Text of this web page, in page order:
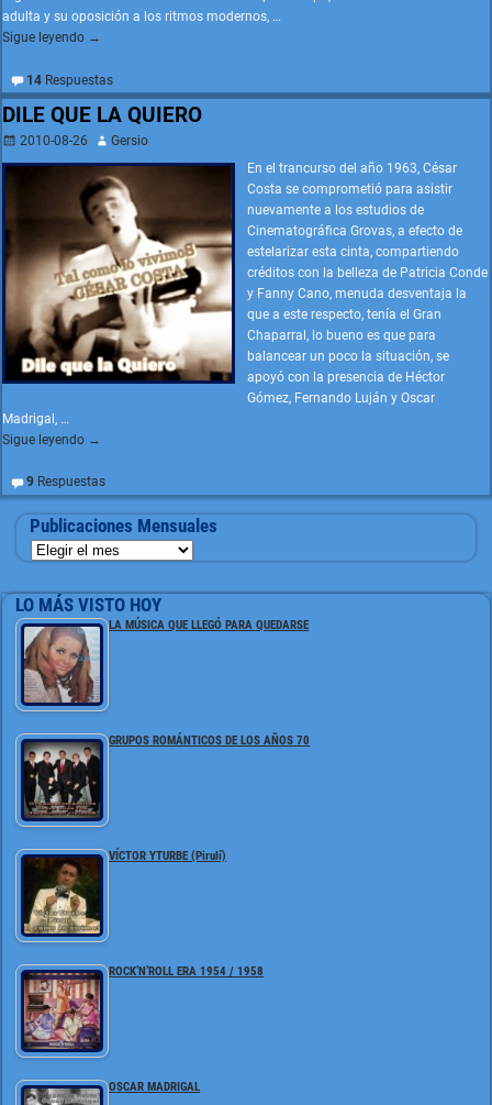
adulta y su oposición a los ritmos modernos, …
Sigue leyendo →
14Respuestas
DILE QUE LA QUIERO
2010-08-26
Gersio
En el trancurso del año 1963, César
Costa se comprometió para asistir
nuevamente a los estudios de
Cinematográfica Grovas, a efecto de
estelarizar esta cinta, compartiendo
créditos con la belleza de Patricia Conde
y Fanny Cano, menuda desventaja la
que a este respecto, tenía el Gran
Chaparral, lo bueno es que para
balancear un poco la situación, se
apoyó con la presencia de Héctor
Gómez, Fernando Luján y Oscar
Madrigal, …
Sigue leyendo →
9Respuestas
Publicaciones Mensuales
LO MÁS VISTO HOY
LA MÚSICA QUE LLEGÓ PARA QUEDARSE
GRUPOS ROMÁNTICOS DE LOS AÑOS 70
VÍCTOR YTURBE (Pirulí)
ROCK’N’ROLL ERA 1954 / 1958
OSCAR MADRIGAL